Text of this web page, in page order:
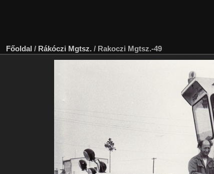
Főoldal / Rákóczi Mgtsz. / Rakoczi Mgtsz.-49